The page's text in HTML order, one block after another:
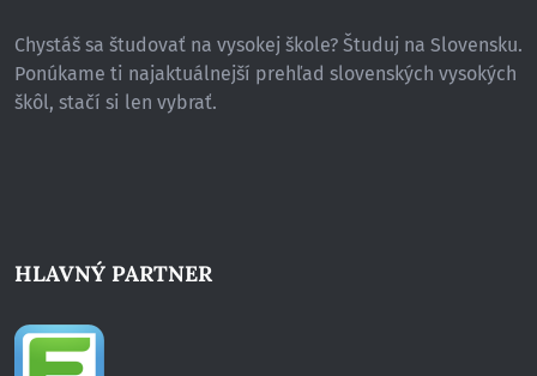
Chystáš sa študovať na vysokej škole? Študuj na Slovensku.
Ponúkame ti najaktuálnejší prehľad slovenských vysokých
škôl, stačí si len vybrať.
HLAVNÝ PARTNER